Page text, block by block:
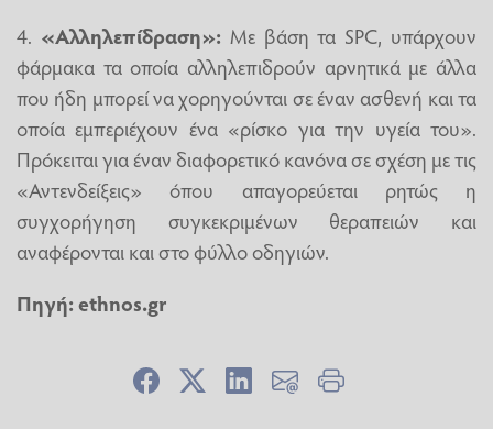
4. «Αλληλεπίδραση»: Με βάση τα SPC, υπάρχουν
φάρμακα τα οποία αλληλεπιδρούν αρνητικά με άλλα
που ήδη μπορεί να χορηγούνται σε έναν ασθενή και τα
οποία εμπεριέχουν ένα «ρίσκο για την υγεία του».
Πρόκειται για έναν διαφορετικό κανόνα σε σχέση με τις
«Αντενδείξεις» όπου απαγορεύεται ρητώς η
συγχορήγηση συγκεκριμένων θεραπειών και
αναφέρονται και στο φύλλο οδηγιών.
Πηγή: ethnos.gr